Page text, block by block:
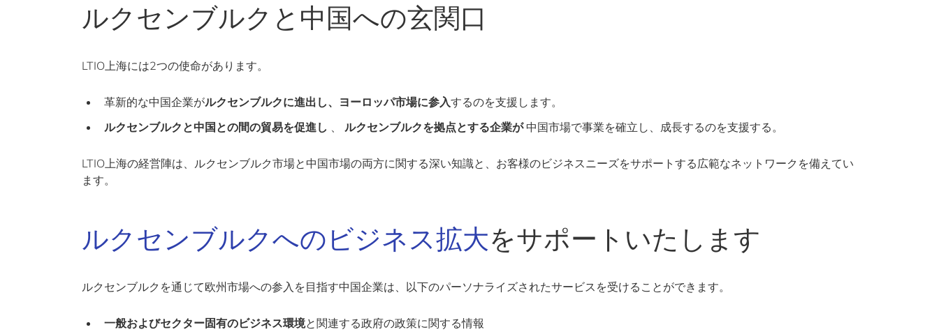
ルクセンブルクと中国への玄関口
LTIO上海には2つの使命があります。
革新的な中国企業がルクセンブルクに進出し、ヨーロッパ市場に参入するのを支援します。
ルクセンブルクと中国との間の貿易を促進し 、 ルクセンブルクを拠点とする企業が中国市場で事業を確立し、成長するのを支援する。
LTIO上海の経営陣は、ルクセンブルク市場と中国市場の両方に関する深い知識と、お客様のビジネスニーズをサポートする広範なネットワークを備えてい
ます。
ルクセンブルクへのビジネス拡大をサポートいたします
ルクセンブルクを通じて欧州市場への参入を目指す中国企業は、以下のパーソナライズされたサービスを受けることができます。
一般およびセクター固有のビジネス環境と関連する政府の政策に関する情報